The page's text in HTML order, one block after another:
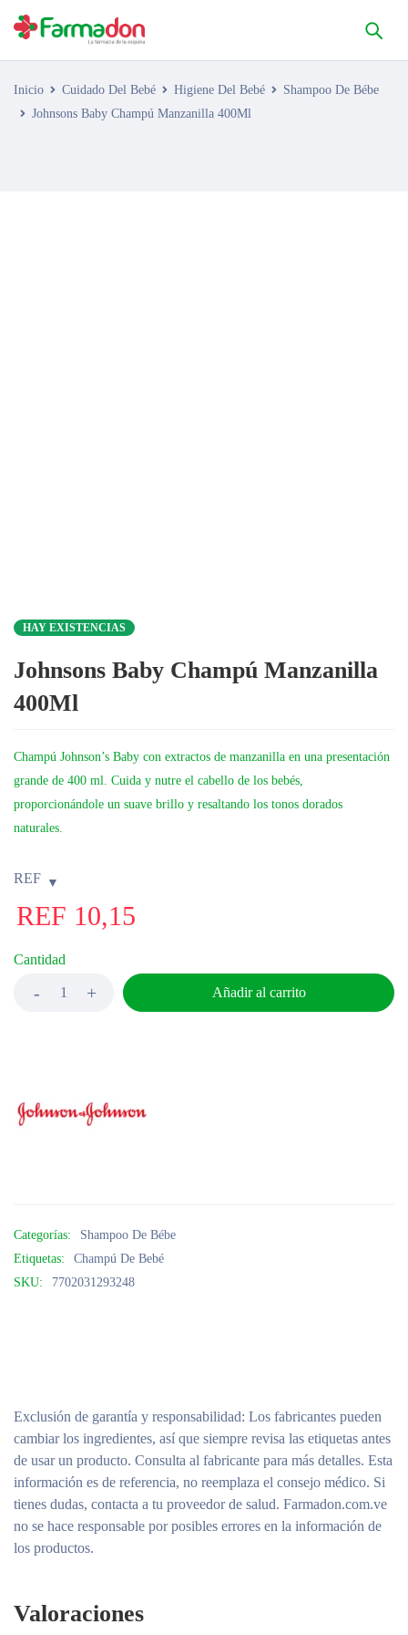
Inicio Cuidado Del Bebé Higiene Del Bebé
Shampoo De Bébe
Johnsons Baby Champú Manzanilla 400Ml
HAY EXISTENCIAS
Johnsons Baby Champú Manzanilla
400Ml
Champú Johnson’s Baby con extractos de manzanilla en una presentación
grande de 400 ml. Cuida y nutre el cabello de los bebés,
proporcionándole un suave brillo y resaltando los tonos dorados
naturales.
REF
REF 10,15
Cantidad
Añadir al carrito
Categorías:
Shampoo De Bébe
Etiquetas:
Champú De Bebé
SKU:
7702031293248
Exclusión de garantía y responsabilidad: Los fabricantes pueden
cambiar los ingredientes, así que siempre revisa las etiquetas antes
de usar un producto. Consulta al fabricante para más detalles. Esta
información es de referencia, no reemplaza el consejo médico. Si
tienes dudas, contacta a tu proveedor de salud. Farmadon.com.ve
no se hace responsable por posibles errores en la información de
los productos.
Valoraciones